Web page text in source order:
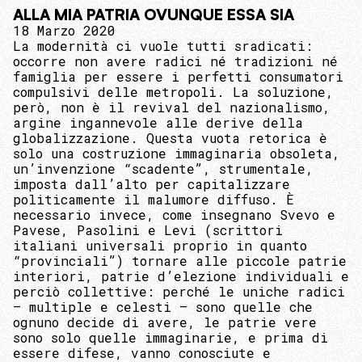
ALLA MIA PATRIA OVUNQUE ESSA SIA
18 Marzo 2020
La modernità ci vuole tutti sradicati:
occorre non avere radici né tradizioni né
famiglia per essere i perfetti consumatori
compulsivi delle metropoli. La soluzione,
però, non è il revival del nazionalismo,
argine ingannevole alle derive della
globalizzazione. Questa vuota retorica è
solo una costruzione immaginaria obsoleta,
un’invenzione “scadente”, strumentale,
imposta dall’alto per capitalizzare
politicamente il malumore diffuso. È
necessario invece, come insegnano Svevo e
Pavese, Pasolini e Levi (scrittori
italiani universali proprio in quanto
“provinciali”) tornare alle piccole patrie
interiori, patrie d’elezione individuali e
perciò collettive: perché le uniche radici
– multiple e celesti – sono quelle che
ognuno decide di avere, le patrie vere
sono solo quelle immaginarie, e prima di
essere difese, vanno conosciute e